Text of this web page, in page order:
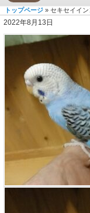
トップページ » セキセイイン
2022年8月13日